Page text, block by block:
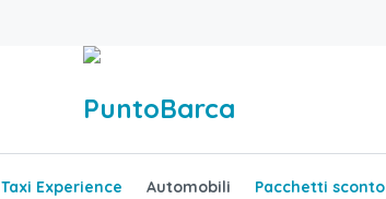
Taxi Experience Automobili Pacchetti sconto